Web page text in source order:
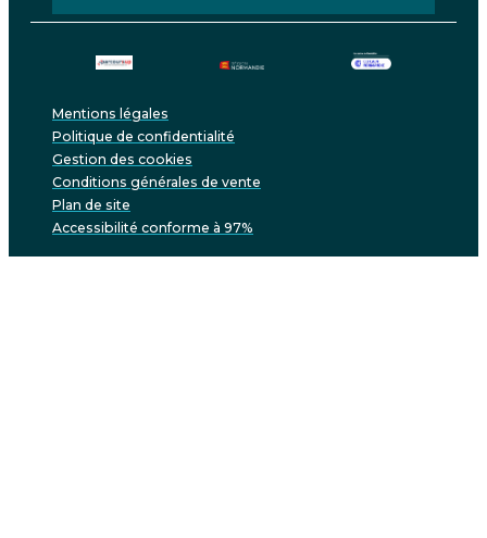
Mentions légales
Politique de confidentialité
Gestion des cookies
Conditions générales de vente
Plan de site
Accessibilité conforme à 97%